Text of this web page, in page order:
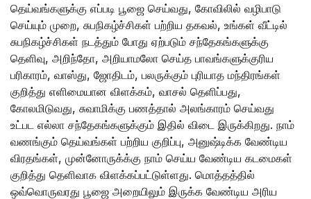
தெய்வங்களுக்கு எப்படி பூஜை செய்வது, கோவிலில் வழிபாடு
செய்யும் முறை, சுபநிகழ்ச்சிகள் பற்றிய தகவல், உங்கள் வீட்டில்
சுபநிகழ்ச்சிகள் நடத்தும் போது ஏற்படும் சந்தேகங்களுக்கு
தெளிவு, அறிந்தோ, அறியாமலோ செய்த பாவங்களுக்குரிய
பரிகாரம், வாஸ்து, ஜோதிடம், பலருக்கும் புரியாத மந்திரங்கள்
குறித்து எளிமையான விளக்கம், வாசல் தெளிப்பது,
கோலமிடுவது, சுவாமிக்கு பணத்தால் அலங்காரம் செய்வது
உட்பட எல்லா சந்தேகங்களுக்கும் இதில் விடை இருக்கிறது. நாம்
வணங்கும் தெய்வங்கள் பற்றிய குறிப்பு, அனுஷ்டிக்க வேண்டிய
விரதங்கள், முன்னோருக்க்கு நாம் செய்ய வேண்டிய கடமைகள்
குறித்து தெளிவாக விளக்கப்பட்டுள்ளது. மொத்தத்தில்
ஒவ்வொருவரது பூஜை அறையிலும் இருக்க வேண்டிய அரிய